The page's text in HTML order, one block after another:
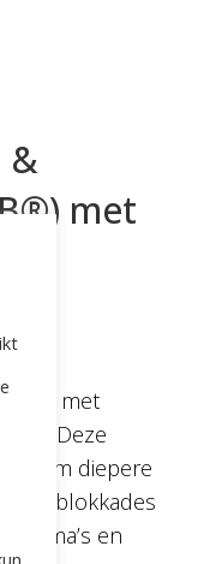
&
met
met
Deze
je om diepere
en blokkades
en